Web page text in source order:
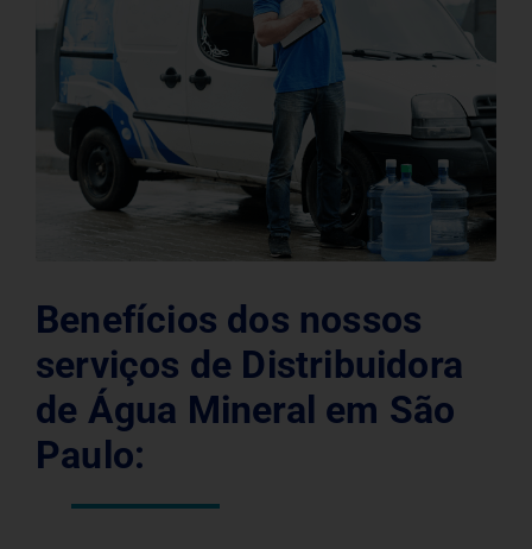
Benefícios dos nossos
serviços de Distribuidora
de Água Mineral em São
Paulo: